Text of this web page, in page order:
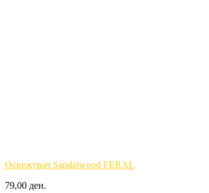
Освежувач Sandalwood FERAL
79,00 ден.